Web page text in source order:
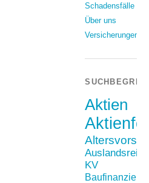
Schadensfälle
Über uns
Versicherungen
Aktien
Auslandsreise
KV